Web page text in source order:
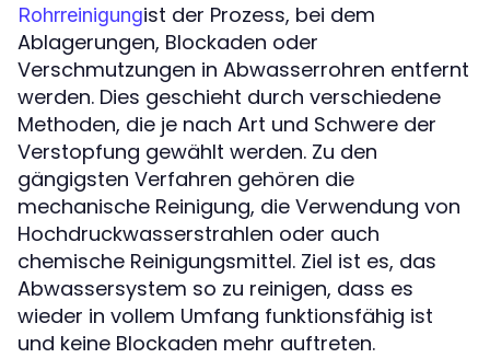
Rohrreinigungist der Prozess, bei dem
Ablagerungen, Blockaden oder
Verschmutzungen in Abwasserrohren entfernt
werden. Dies geschieht durch verschiedene
Methoden, die je nach Art und Schwere der
Verstopfung gewählt werden. Zu den
gängigsten Verfahren gehören die
mechanische Reinigung, die Verwendung von
Hochdruckwasserstrahlen oder auch
chemische Reinigungsmittel. Ziel ist es, das
Abwassersystem so zu reinigen, dass es
wieder in vollem Umfang funktionsfähig ist
und keine Blockaden mehr auftreten.